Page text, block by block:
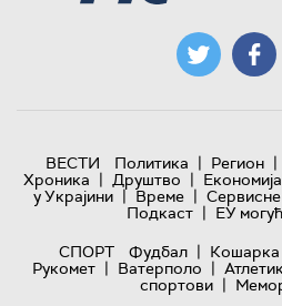
ВЕСТИ Политика | Регион |
Хроника | Друштво | Економија
у Украјини | Време |
Подкаст | ЕУ
СПОРТ
Фудбал | Кошарка
Рукомет | Ватерполо |
спортови |